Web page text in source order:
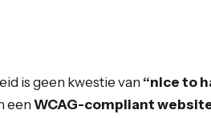
is geen kwestie van “nice to
eenWCAG-compliant